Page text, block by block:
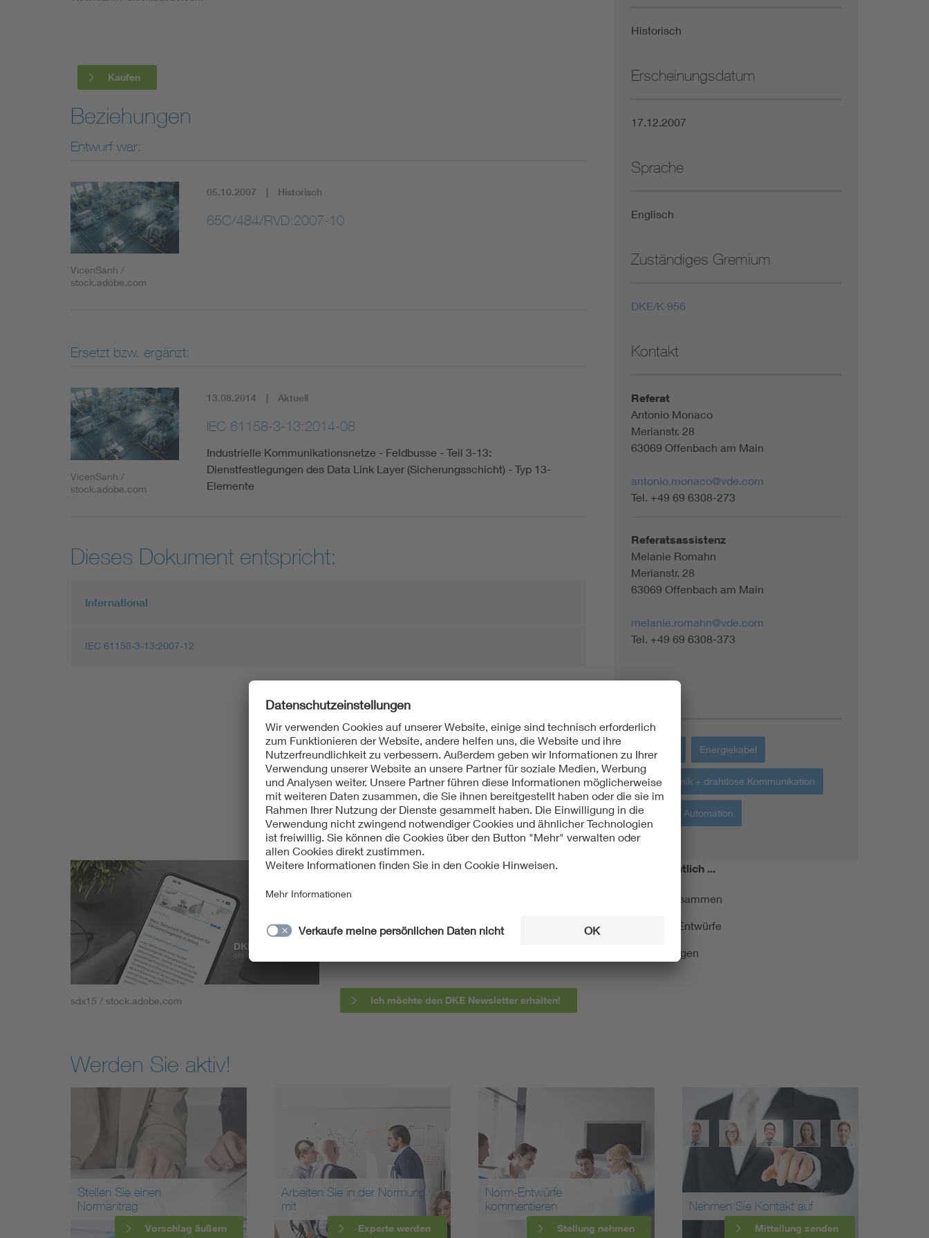
Mobility
Smart Cities
Kaufen
Beziehungen
Entwurf war:
VicenSanh /
stock.adobe.com
05.10.2007 Historisch
65C/484/RVD:2007-10
Ersetzt bzw. ergänzt:
VicenSanh /
stock.adobe.com
13.08.2014 Aktuell
IEC 61158-3-13:2014-08
Industrielle Kommunikationsnetze - Feldbusse - Teil 3-13:
Dienstfestlegungen des Data Link Layer (Sicherungsschicht) - Typ 13-
Elemente
Dieses Dokument entspricht:
International
IEC 61158-3-13:2007-12
Historisch
Erscheinungsdatum
17.12.2007
Sprache
Englisch
Zuständiges Gremium
DKE/K 956
Kontakt
Referat
Antonio Monaco
Merianstr. 28
63069 Offenbach am Main
antonio.monaco@vde.com
Tel. +49 69 6308-273
Referatsassistenz
Melanie Romahn
Merianstr. 28
63069 Offenbach am Main
melanie.romahn@vde.com
Tel. +49 69 6308-373
Industrie Energiekabel
Funktechnik + drahtlose Kommunikation
Robotik + Automation
sdx15 / stock.adobe.com
Mit unserem DKE Newsletter sind Sie immer top informiert! Monatlich ...
fassen wir die wichtigsten Entwicklungen in der Normung kurz zusammen
berichten wir über aktuelle Arbeitsergebnisse, Publikationen und Entwürfe
informieren wir Sie bereits frühzeitig über zukünftige Veranstaltungen
Ich möchte den DKE Newsletter erhalten!
Werden Sie aktiv!
Stellen Sie einen
Normantrag
Vorschlag äußern
Arbeiten Sie in der Normung
mit
Experte werden
Norm-Entwürfe
kommentieren
Stellung nehmen
Nehmen Sie Kontakt auf
Mitteilung senden